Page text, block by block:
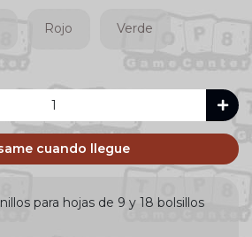
Rojo Verde
cuando llegue
para hojas de 9 y 18 bolsillos